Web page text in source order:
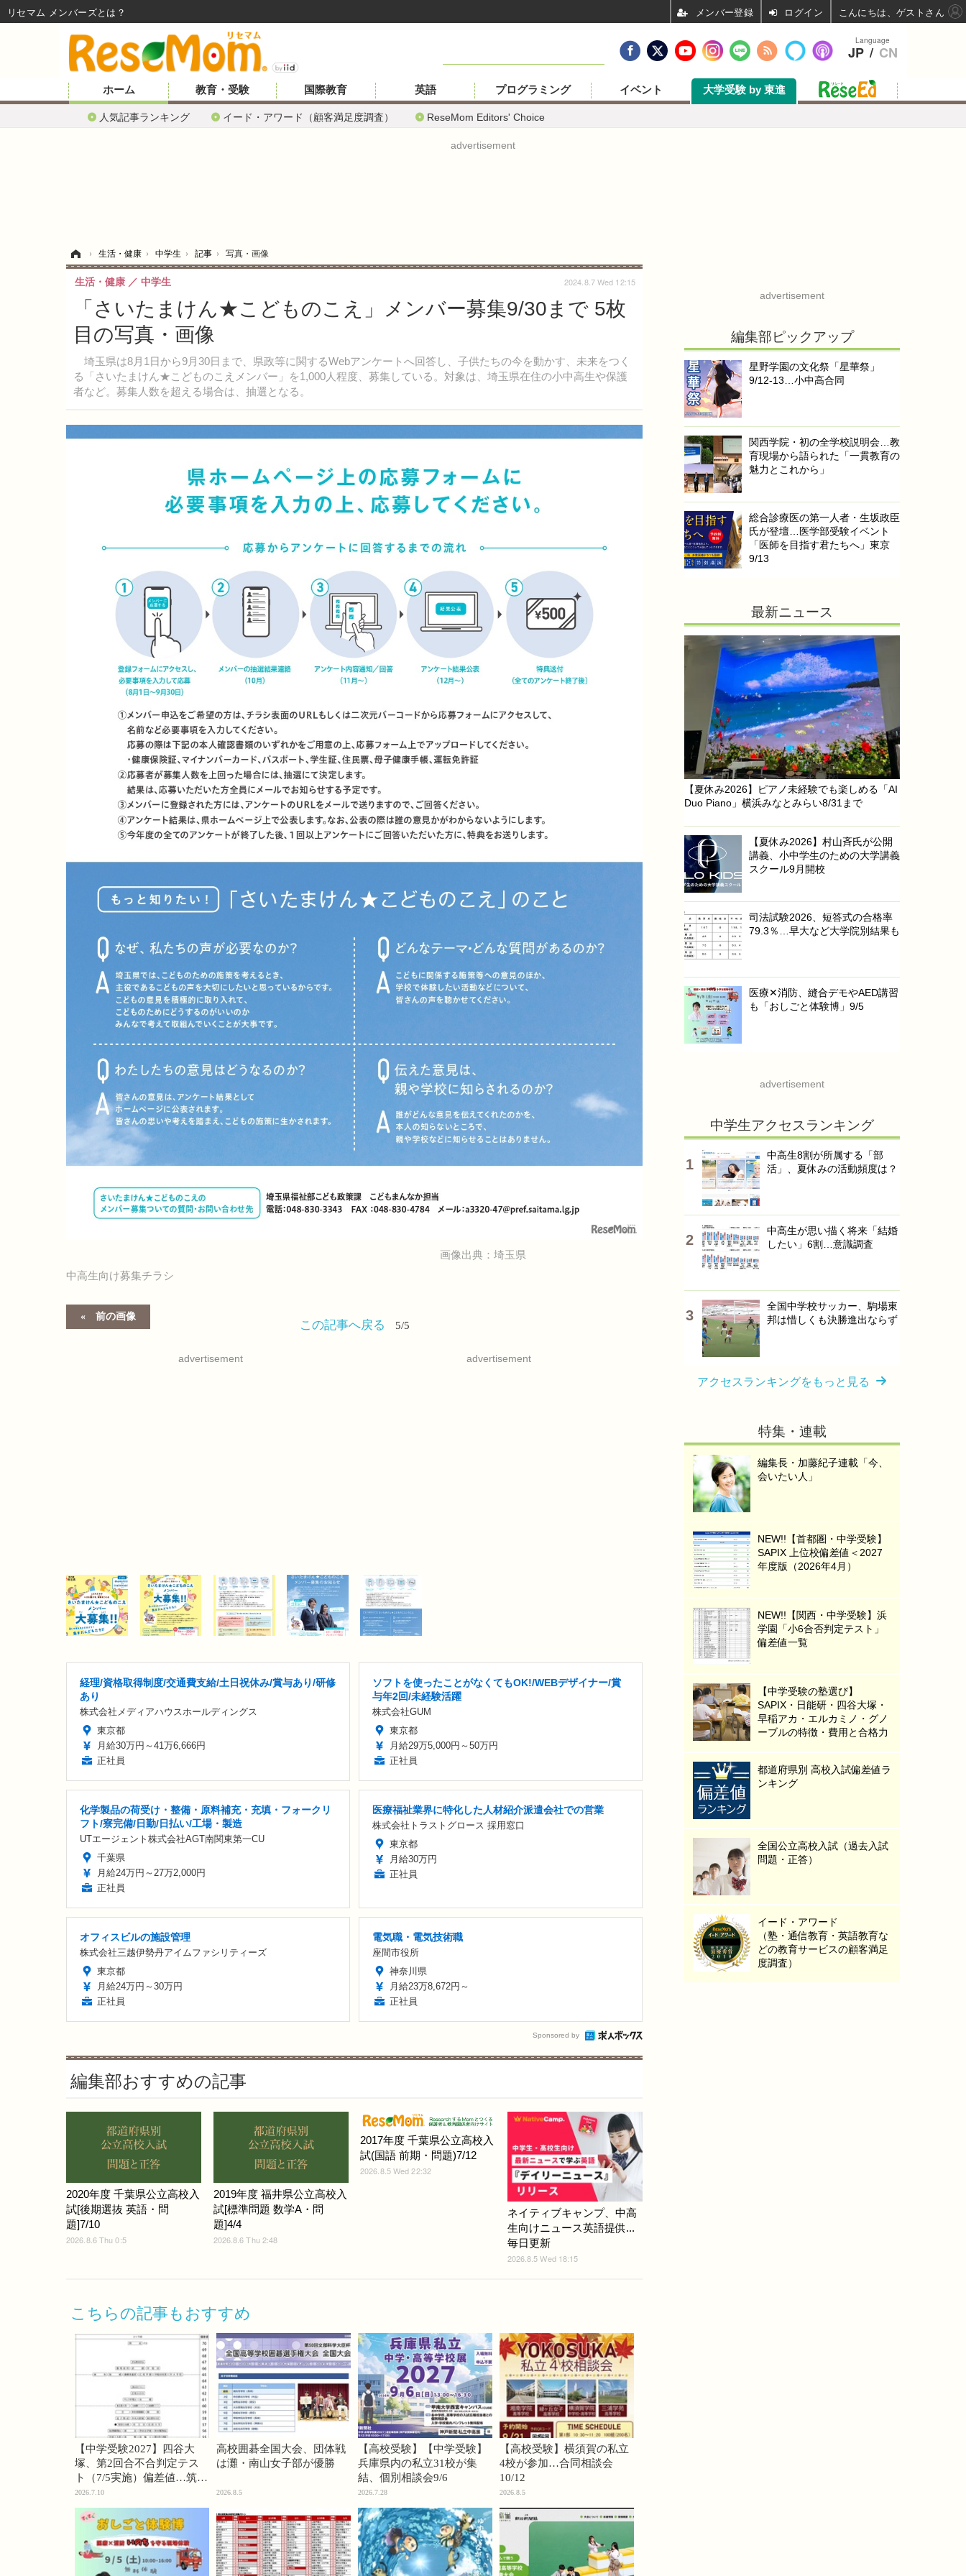
ホーム
人気記事ランキング イード・アワード（顧客満足度調査） ReseMom Editors' Choice
教育・受験 国際教育 英語 プログラミング イベント 大学受験 by 東進
advertisement
› 生活・健康 › 中学生 › 記事 › 写真・画像
「さいたまけん★こどものこえ」メンバー募集9/30まで 5枚
目の写真・画像
埼玉県は8月1日から9月30日まで、県政等に関するWebアンケートへ回答し、子供たちの今を動かす、未来をつく
る「さいたまけん★こどものこえメンバー」を1,000人程度、募集している。対象は、埼玉県在住の小中高生や保護
者など。募集人数を超える場合は、抽選となる。
生活・健康 中学生 2024.8.7 Wed 12:15
画像出典：埼玉県
中高生向け募集チラシ
前の画像
この記事へ戻る 5/5
advertisement advertisement
経理/資格取得制度/交通費支給/土日祝休み/賞与あり/研修
あり
株式会社メディアハウスホールディングス
東京都
月給30万円～41万6,666円
正社員
ソフトを使ったことがなくてもOK!/WEBデザイナー/賞
与年2回/未経験活躍
株式会社GUM
東京都
月給29万5,000円～50万円
正社員
化学製品の荷受け・整備・原料補充・充填・フォークリ
フト/寮完備/日勤/日払い/工場・製造
UTエージェント株式会社AGT南関東第一CU
千葉県
月給24万円～27万2,000円
正社員
医療福祉業界に特化した人材紹介派遣会社での営業
株式会社トラストグロース 採用窓口
東京都
月給30万円
正社員
オフィスビルの施設管理
株式会社三越伊勢丹アイムファシリティーズ
東京都
月給24万円～30万円
正社員
電気職・電気技術職
座間市役所
神奈川県
月給23万8,672円～
正社員
Sponsored by
編集部おすすめの記事
2020年度 千葉県公立高校入
試[後期選抜 英語・問
題]7/10
2026.8.6 Thu 0:5
2019年度 福井県公立高校入
試[標準問題 数学A・問
題]4/4
2026.8.6 Thu 2:48
2017年度 千葉県公立高校入
試(国語 前期・問題)7/12
2026.8.5 Wed 22:32
ネイティブキャンプ、中高
生向けニュース英語提供...
毎日更新
2026.8.5 Wed 18:15
こちらの記事もおすすめ
【中学受験2027】四谷大
塚、第2回合不合判定テス
ト（7/5実施）偏差値…筑駒
74・桜蔭70＜PR＞
2026.7.10
高校囲碁全国大会、団体戦
は灘・南山女子部が優勝
2026.8.5
【高校受験】【中学受験】
兵庫県内の私立31校が集
結、個別相談会9/6
2026.7.28
【高校受験】横須賀の私立
4校が参加…合同相談会
10/12
2026.8.5
advertisement
編集部ピックアップ
星野学園の文化祭「星華祭」
9/12-13…小中高合同
関西学院・初の全学校説明会…教
育現場から語られた「一貫教育の
魅力とこれから」
総合診療医の第一人者・生坂政臣
氏が登壇…医学部受験イベント
「医師を目指す君たちへ」東京
9/13
最新ニュース
【夏休み2026】ピアノ未経験でも楽しめる「AI
Duo Piano」横浜みなとみらい8/31まで
【夏休み2026】村山斉氏が公開
講義、小中学生のための大学講義
スクール9月開校
司法試験2026、短答式の合格率
79.3％…早大など大学院別結果も
医療✕消防、縫合デモやAED講習
も「おしごと体験博」9/5
advertisement
中学生アクセスランキング
中高生8割が所属する「部
活」、夏休みの活動頻度は？
中高生が思い描く将来「結婚
したい」6割…意識調査
全国中学校サッカー、駒場東
邦は惜しくも決勝進出ならず
アクセスランキングをもっと見る
特集・連載
編集長・加藤紀子連載「今、
会いたい人」
NEW!!【首都圏・中学受験】
SAPIX 上位校偏差値＜2027
年度版（2026年4月）
NEW!!【関西・中学受験】浜
学園「小6合否判定テスト」
偏差値一覧
【中学受験の塾選び】
SAPIX・日能研・四谷大塚・
早稲アカ・エルカミノ・グノ
ーブルの特徴・費用と合格力
都道府県別 高校入試偏差値ラ
ンキング
全国公立高校入試（過去入試
問題・正答）
イード・アワード
（塾・通信教育・英語教育な
どの教育サービスの顧客満足
度調査）
Language
JP / CN
リセマム メンバーズ ログイン こんにちは、ゲストさん